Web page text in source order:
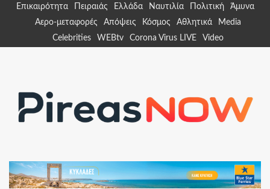
Επικαιρότητα Πειραιάς Ελλάδα Ναυτιλία Πολιτική
Άμυνα
Αερο-μεταφορές
Απόψεις Κόσμος Αθλητικά
Media
Celebrities
WEBtv Corona Virus LIVE Video